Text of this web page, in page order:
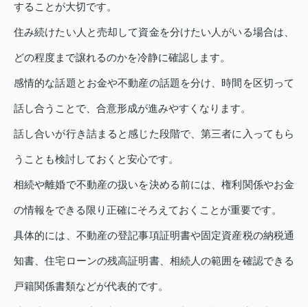
することが大切です。
住み続けたい人と売却して資金を分けたい人がいる場合は、
どの程度まで譲れるのかを冷静に確認します。
感情的な話題とお金や不動産の話題を分け、時間を区切って
話し合うことで、合意形成が進みやすくなります。
話し合いが行き詰まると感じた段階で、第三者に入ってもら
うことも検討しておくと安心です。
相続や離婚で不動産の扱いを決める前には、権利関係やお金
の情報をできる限り正確にそろえておくことが重要です。
具体的には、不動産の登記事項証明書や固定資産税の納税通
知書、住宅ローンの残高証明書、相続人の範囲を確認できる
戸籍関係書類などが代表的です。